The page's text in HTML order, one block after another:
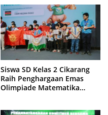
Siswa SD Kelas 2 Cikarang
Raih Penghargaan Emas
Olimpiade Matematika